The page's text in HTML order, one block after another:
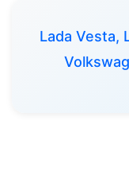
Lada Vesta,